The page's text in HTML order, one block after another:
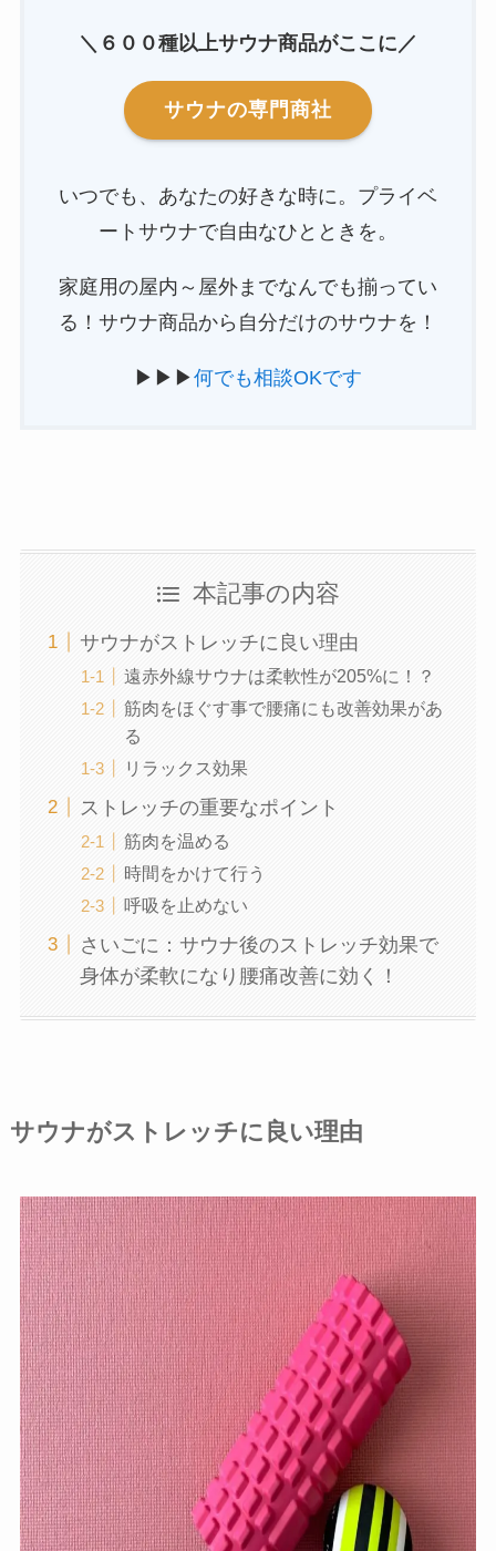
＼６００種以上サウナ商品がここに／
サウナの専門商社
いつでも、あなたの好きな時に。プライベ
ートサウナで自由なひとときを。
家庭用の屋内～屋外までなんでも揃ってい
る！サウナ商品から自分だけのサウナを！
▶▶▶何でも相談OKです
本記事の内容
サウナがストレッチに良い理由
遠赤外線サウナは柔軟性が205%に！？
筋肉をほぐす事で腰痛にも改善効果があ
る
リラックス効果
ストレッチの重要なポイント
筋肉を温める
時間をかけて行う
呼吸を止めない
さいごに：サウナ後のストレッチ効果で
身体が柔軟になり腰痛改善に効く！
サウナがストレッチに良い理由